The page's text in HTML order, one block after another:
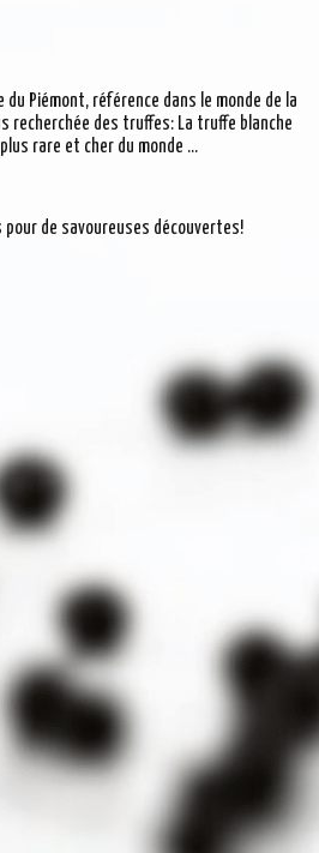
Piémont, référence dans le monde de la
recherchée des truffes: La truffe blanche
rare et cher du monde …
pour de savoureuses découvertes!